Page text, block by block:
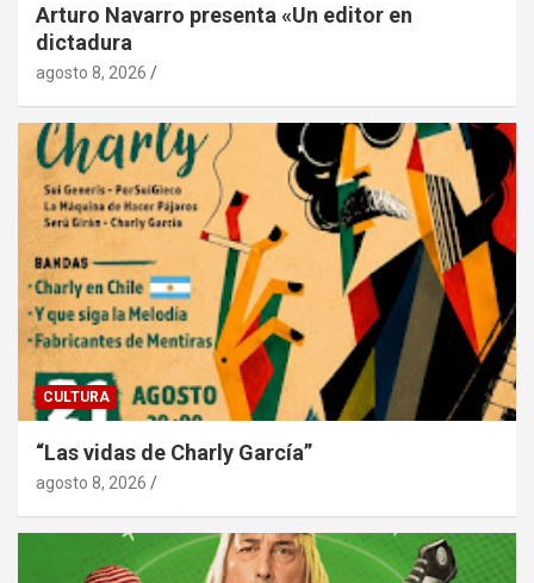
Arturo Navarro presenta «Un editor en
dictadura
agosto 8, 2026
CULTURA
“Las vidas de Charly García”
agosto 8, 2026